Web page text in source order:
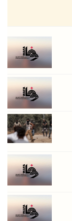
ي ...
...
...